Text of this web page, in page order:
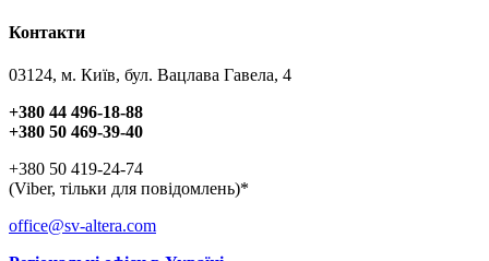
Контакти
03124, м. Київ, бул. Вацлава Гавела, 4
+380 44 496-18-88
+380 50 469-39-40
+380 50 419-24-74
(Viber, тільки для повідомлень)*
office@sv-altera.com